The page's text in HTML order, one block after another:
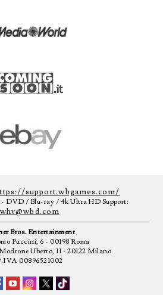
support.wbgames.com/
- DVD / Blu-ray / 4k Ultra HD Support:
whv@wbd.com
Bros. Entertainment
Puccini, 6 - 00198 Roma
Uberto, 11 - 20122 Milano
00896521002